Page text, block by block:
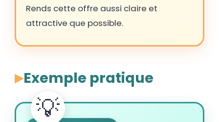
Rends cette offre aussi claire et
attractive que possible.
Exemple pratique